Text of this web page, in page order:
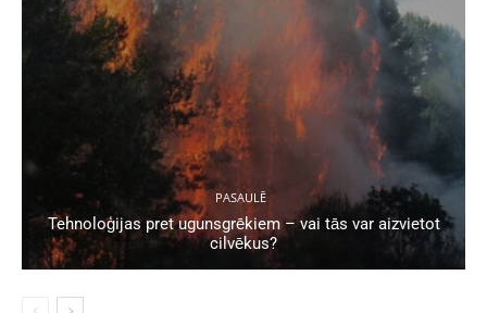
PASAULĒ
Tehnoloģijas pret ugunsgrēkiem – vai tās var aizvietot
cilvēkus?